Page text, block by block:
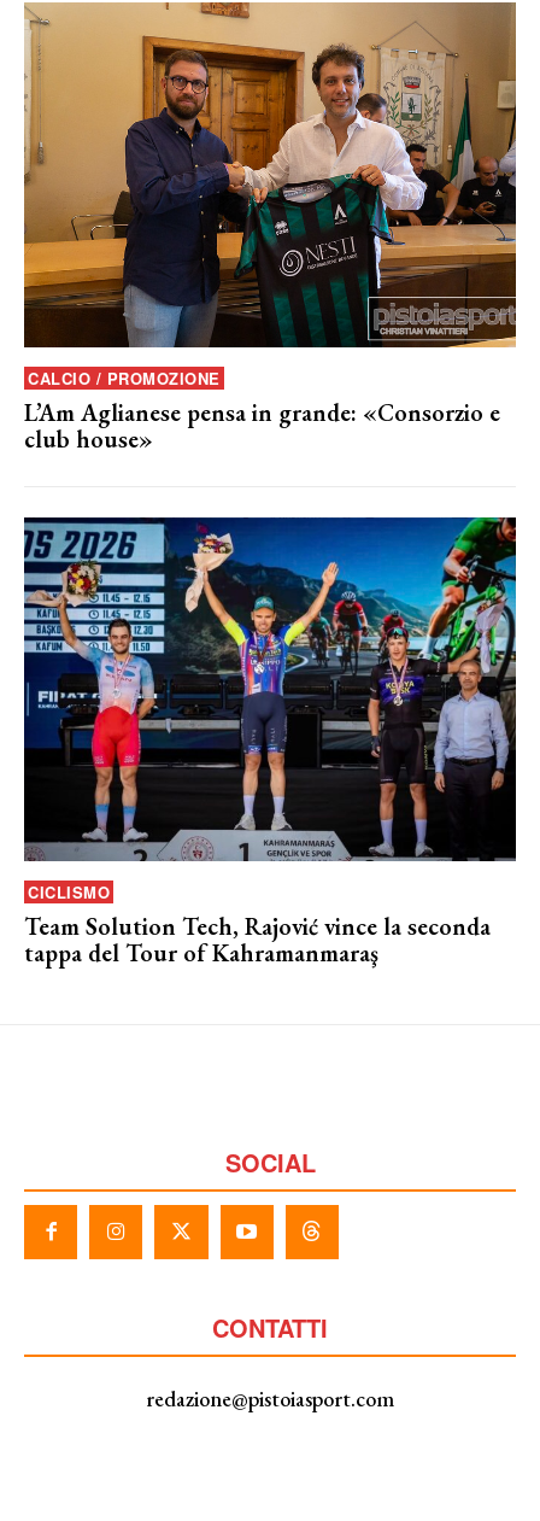
CALCIO / PROMOZIONE
L’Am Aglianese pensa in grande: «Consorzio e
club house»
CICLISMO
Team Solution Tech, Rajović vince la seconda
tappa del Tour of Kahramanmaraş
SOCIAL
CONTATTI
redazione@pistoiasport.com